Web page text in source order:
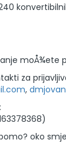
moÅ¾ete
za
,
oko